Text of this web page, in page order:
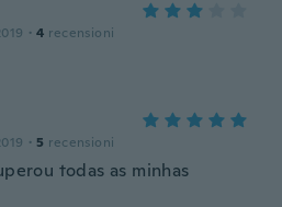
· 4 recensioni
· 5 recensioni
todas as minhas